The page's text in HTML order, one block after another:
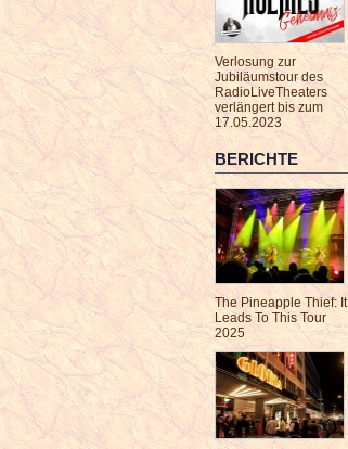
Verlosung zur
Jubiläumstour des
RadioLiveTheaters
verlängert bis zum
17.05.2023
BERICHTE
The Pineapple Thief: It
Leads To This Tour
2025